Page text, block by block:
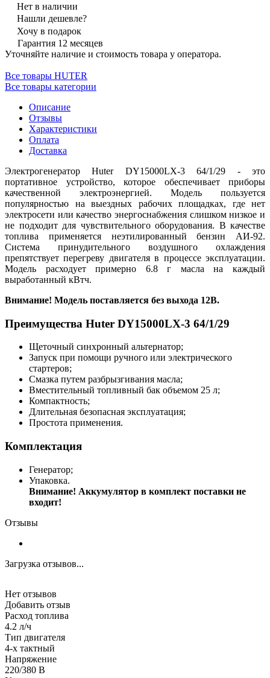
Нет в наличии
Нашли дешевле?
Хочу в подарок
Гарантия 12 месяцев
Уточняйте наличие и стоимость товара у оператора.
Все товары HUTER
Все товары категории
Описание
Отзывы
Характеристики
Оплата
Доставка
Электрогенератор Huter DY15000LX-3 64/1/29 - это
портативное устройство, которое обеспечивает приборы
качественной электроэнергией. Модель пользуется
популярностью на выездных рабочих площадках, где нет
электросети или качество энергоснабжения слишком низкое и
не подходит для чувствительного оборудования. В качестве
топлива применяется неэтилированный бензин АИ-92.
Система принудительного воздушного охлаждения
препятствует перегреву двигателя в процессе эксплуатации.
Модель расходует примерно 6.8 г масла на каждый
выработанный кВтч.
Внимание! Модель поставляется без выхода 12В.
Преимущества Huter DY15000LX-3 64/1/29
Щеточный синхронный альтернатор;
Запуск при помощи ручного или электрического
стартеров;
Смазка путем разбрызгивания масла;
Вместительный топливный бак объемом 25 л;
Компактность;
Длительная безопасная эксплуатация;
Простота применения.
Комплектация
Генератор;
Упаковка.
Внимание! Аккумулятор в комплект поставки не
входит!
Отзывы
Загрузка отзывов...
Нет отзывов
Добавить отзыв
Расход топлива
4.2 л/ч
Тип двигателя
4-х тактный
Напряжение
220/380 В